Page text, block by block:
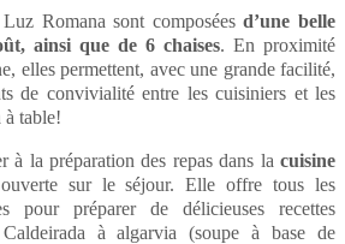
Romana sont composéesd’une belle
ainsi que de 6 chaises. En proximité
elles permettent, avec une grande facilité,
de convivialité entre les cuisiniers et les
à table!
à la préparation des repas dans la cuisine
sur le séjour. Elle offre tous les
pour préparer de délicieuses recettes
à algarvia (soupe à base de